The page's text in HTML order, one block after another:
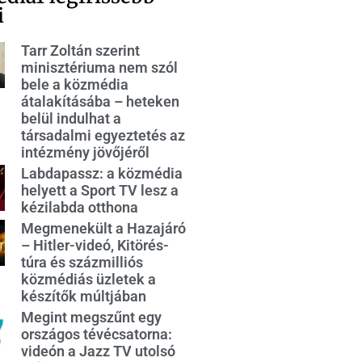
Tarr Zoltán szerint
minisztériuma nem szól
bele a közmédia
átalakításába – heteken
belül indulhat a
társadalmi egyeztetés az
intézmény jövőjéről
Labdapassz: a közmédia
helyett a Sport TV lesz a
kézilabda otthona
Megmenekült a Hazajáró
– Hitler-videó, Kitörés-
túra és százmilliós
közmédiás üzletek a
készítők múltjában
Megint megszűnt egy
országos tévécsatorna:
videón a Jazz TV utolsó